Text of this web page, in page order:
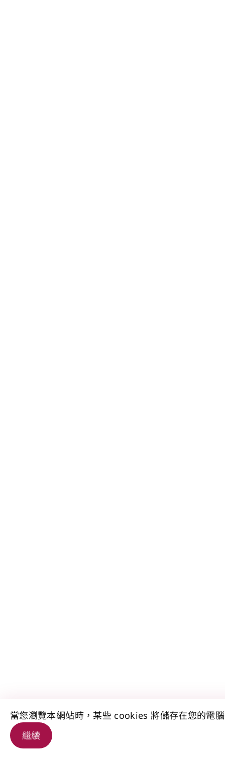
當您瀏覽本網站時，某些 cookies 將儲存在您的電
繼續